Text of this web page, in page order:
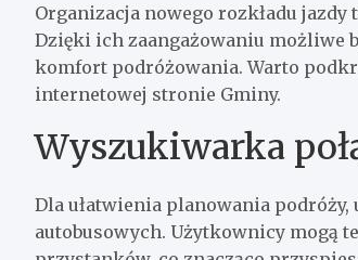
Organizacja nowego rozkładu
Dzięki ich zaangażowaniu możliwe
komfort podróżowania. Warto
internetowej stronie Gminy.
Wyszukiwarka
Dla ułatwienia planowania
autobusowych. Użytkownicy mogą